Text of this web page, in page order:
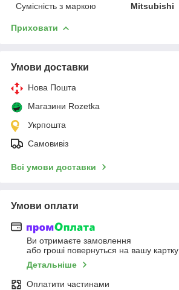
Сумісність з маркою
Mitsubishi
Приховати
Умови доставки
Нова Пошта
Магазини Rozetka
Укрпошта
Самовивіз
Всі умови доставки
Умови оплати
Ви отримаєте замовлення
або гроші повернуться на вашу картку
Детальніше
Оплатити частинами